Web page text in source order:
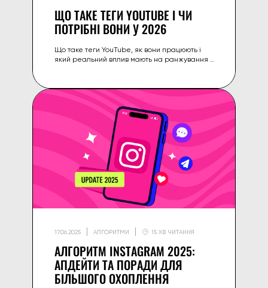
ЩО ТАКЕ ТЕГИ YOUTUBE І ЧИ
ПОТРІБНІ ВОНИ У 2026
Що таке теги YouTube, як вони працюють і
який реальний вплив мають на ранжування у
17.06.2025 АЛГОРИТМИ 15 ХВ ЧИТАННЯ
АЛГОРИТМ INSTAGRAM 2025:
АПДЕЙТИ ТА ПОРАДИ ДЛЯ
БІЛЬШОГО ОХОПЛЕННЯ